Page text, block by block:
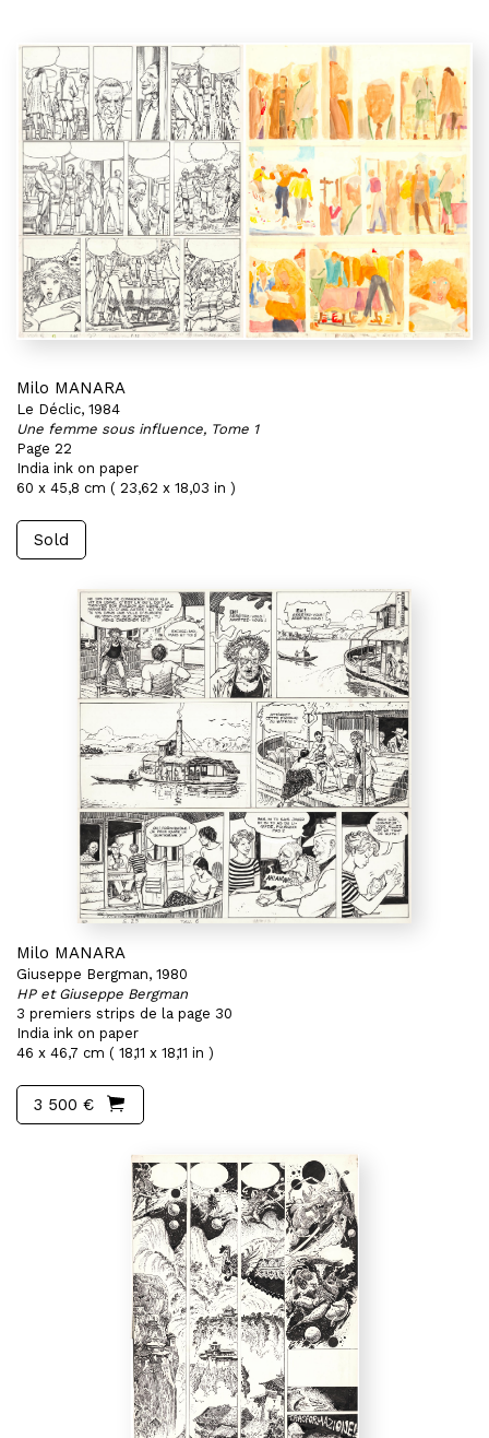
Milo MANARA
Le Déclic, 1984
Une femme sous influence, Tome 1
Page 22
India ink on paper
60 x 45,8 cm ( 23,62 x 18,03 in )
Sold
Milo MANARA
Giuseppe Bergman, 1980
HP et Giuseppe Bergman
3 premiers strips de la page 30
India ink on paper
46 x 46,7 cm ( 18,11 x 18,11 in )
3 500 €